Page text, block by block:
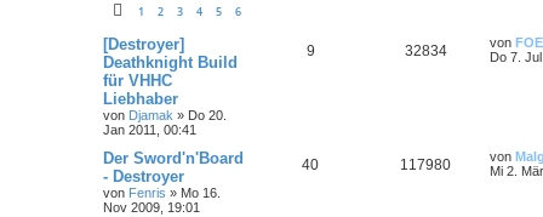
1 2 3 4 5 6
[Destroyer]
Deathknight Build
für VHHC
Liebhaber
von Djamak » Do 20.
Jan 2011, 00:41
9 32834 von FOE
Do 7.
Der Sword'n'Board
- Destroyer
von Fenris » Mo 16.
Nov 2009, 19:01
40 117980 von
Mi 2.